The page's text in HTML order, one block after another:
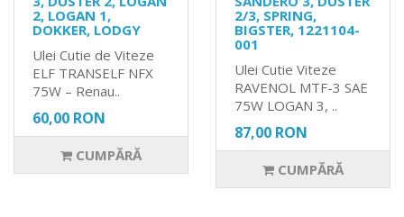
2, LOGAN 1,
DOKKER, LODGY
Ulei Cutie de Viteze
ELF TRANSELF NFX
75W – Renau..
60,00 RON
CUMPĂRĂ
2/3, SPRING,
BIGSTER, 1221104-
001
Ulei Cutie Viteze
RAVENOL MTF-3 SAE
75W LOGAN 3, ..
87,00 RON
CUMPĂRĂ